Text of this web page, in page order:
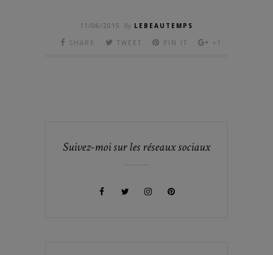
11/06/2015 By LEBEAUTEMPS
SHARE
TWEET PIN IT +1
Suivez-moi sur les réseaux sociaux